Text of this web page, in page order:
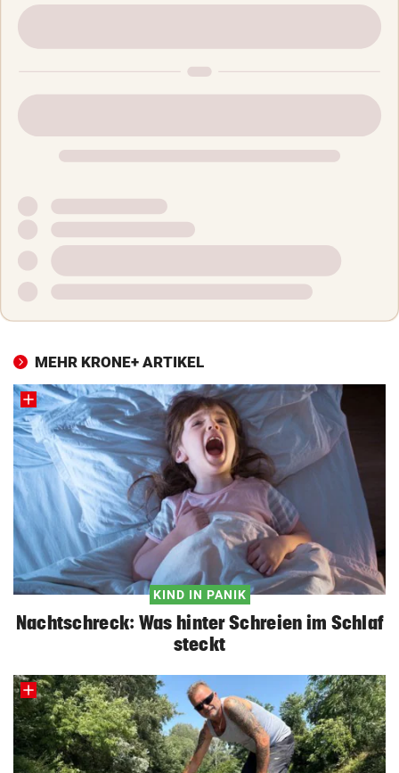
MEHR KRONE+ ARTIKEL
KIND IN PANIK
Nachtschreck: Was hinter Schreien im Schlaf
steckt